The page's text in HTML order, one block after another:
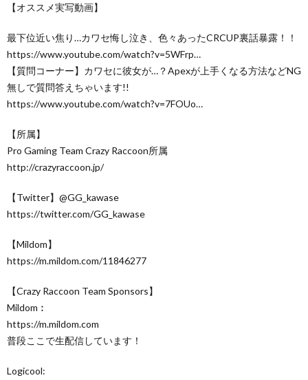
【オススメ実写動画】
最下位近い焦り…カワセ悔し泣き、色々あったCRCUP裏話暴露！！
https://www.youtube.com/watch?v=5WFrp…
【質問コーナー】カワセに彼女が…？Apexが上手くなる方法などNG
無しで質問答えちゃいます!!
https://www.youtube.com/watch?v=7FOUo…
【所属】
Pro Gaming Team Crazy Raccoon所属
http://crazyraccoon.jp/​
【Twitter】@GG_kawase
https://twitter.com/GG_kawase​
【Mildom】
https://m.mildom.com/11846277
【Crazy Raccoon Team Sponsors】
Mildom︰
https://m.mildom.com
普段ここで生配信しています！
Logicool: